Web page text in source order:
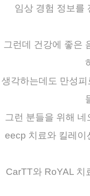
임상 경험 정보를
그런데 건강에 좋은
생각하는데도 만성
그런 분들을 위해
eecp 치료와 킬레이
CarTT와 RoYAL 치